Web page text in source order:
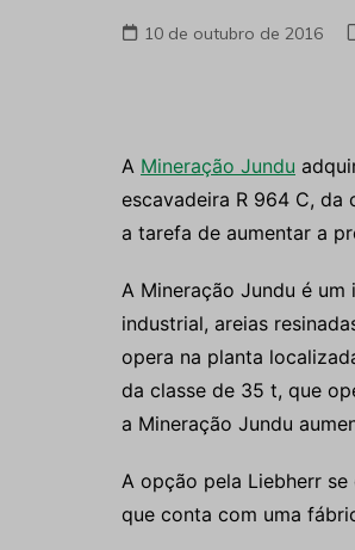
10 de outubro de 2016
A Mineração Jundu
escavadeira R 964 C, da
a tarefa de aumentar a
A Mineração Jundu é
industrial, areias
opera na planta
da classe de 35 t, que
a Mineração Jundu
A opção pela Liebherr
que conta com uma